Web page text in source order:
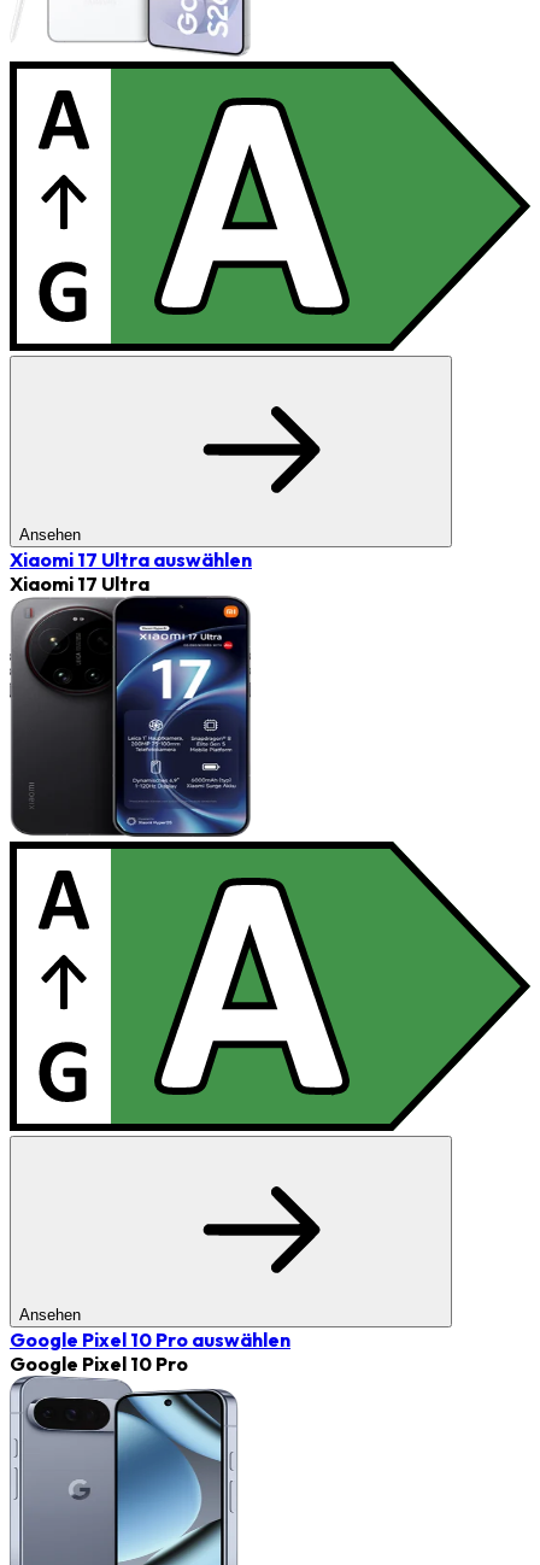
Ansehen
Xiaomi 17 Ultra auswählen
Xiaomi 17 Ultra
Ansehen
Google Pixel 10 Pro auswählen
Google Pixel 10 Pro